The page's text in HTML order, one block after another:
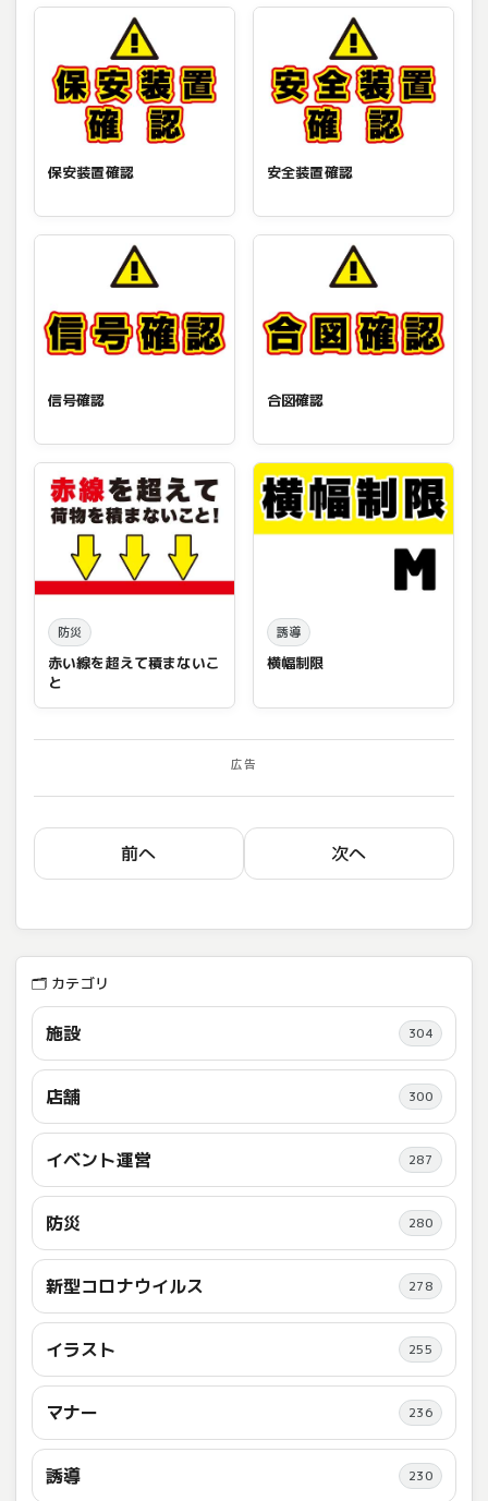
🗂️ カテゴリ
施設 304
店舗 300
イベント運営 287
防災 280
新型コロナウイルス 278
イラスト 255
マナー 236
誘導 230
保安装置確認 安全装置確認
信号確認 合図確認
防災
赤い線を超えて積まないこ
と
誘導
横幅制限
広告
前へ 次へ